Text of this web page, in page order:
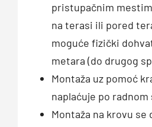
pristupačnim
na terasi ili pored
moguće fizički
metara (do drugog
Montaža uz pomoć
naplaćuje po radnom
Montaža na krovu se